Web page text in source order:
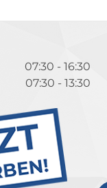
07:30 - 16:30
07:30 - 13:30